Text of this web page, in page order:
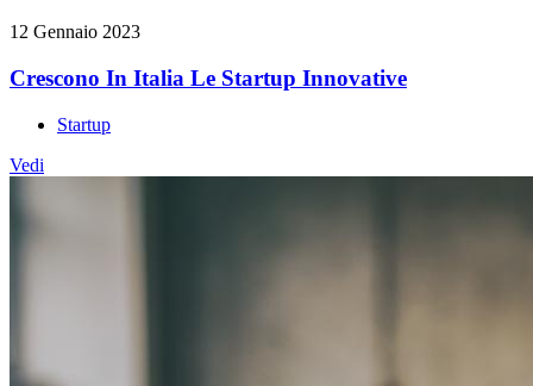
12 Gennaio 2023
Crescono In Italia Le Startup Innovative
Startup
Vedi